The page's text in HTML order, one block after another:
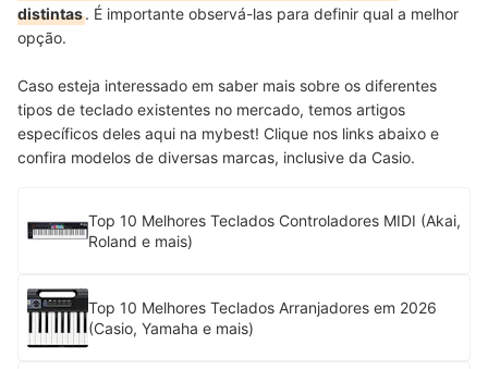
distintas. É importante observá-las para definir qual a melhor
opção.
Caso esteja interessado em saber mais sobre os diferentes
tipos de teclado existentes no mercado, temos artigos
específicos deles aqui na mybest! Clique nos links abaixo e
confira modelos de diversas marcas, inclusive da Casio.
Top 10 Melhores Teclados Controladores MIDI (Akai,
Roland e mais)
Top 10 Melhores Teclados Arranjadores em 2026
(Casio, Yamaha e mais)